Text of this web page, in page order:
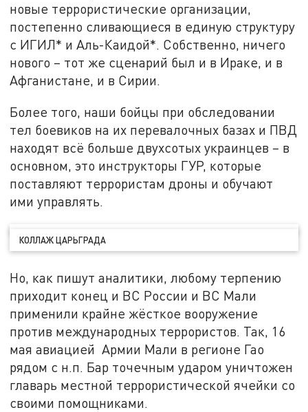
новые террористические организации,
постепенно сливающиеся в единую структуру
с ИГИЛ* и Аль-Каидой*. Собственно, ничего
нового – тот же сценарий был и в Ираке, и в
Афганистане, и в Сирии.
Более того, наши бойцы при обследовании
тел боевиков на их перевалочных базах и ПВД
находят всё больше двухсотых украинцев – в
основном, это инструкторы ГУР, которые
поставляют террористам дроны и обучают
ими управлять.
КОЛЛАЖ ЦАРЬГРАДА
Но, как пишут аналитики, любому терпению
приходит конец и ВС России и ВС Мали
применили крайне жёсткое вооружение
против международных террористов. Так, 16
мая авиацией Армии Мали в регионе Гао
рядом с н.п. Бар точечным ударом уничтожен
главарь местной террористической ячейки со
своими помощниками.